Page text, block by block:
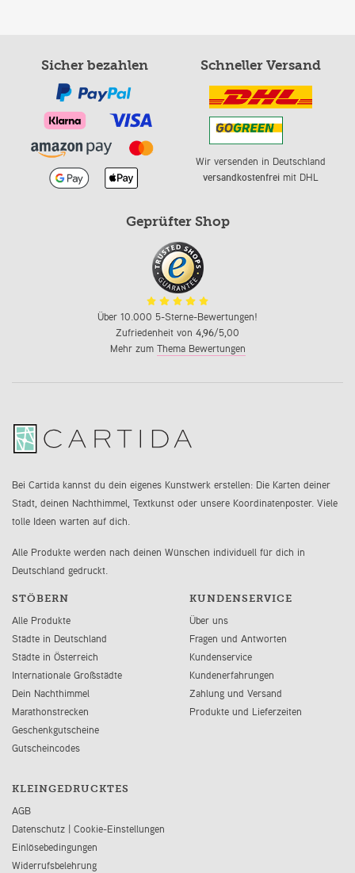
Sicher bezahlen Schneller Versand
Wir versenden in Deutschland
versandkostenfreimit DHL
Geprüfter Shop
Über 10.000 5-Sterne-Bewertungen!
Zufriedenheit von 4,96/5,00
Mehr zum Thema Bewertungen
Bei Cartida kannst du dein eigenes Kunstwerk erstellen: Die Karten deiner
Stadt, deinen Nachthimmel, Textkunst oder unsere Koordinatenposter. Viele
tolle Ideen warten auf dich.
Alle Produkte werden nach deinen Wünschen individuell für dich in
Deutschland gedruckt.
STÖBERN
Alle Produkte
Städte in Deutschland
Städte in Österreich
Internationale Großstädte
Dein Nachthimmel
Marathonstrecken
Geschenkgutscheine
Gutscheincodes
KUNDENSERVICE
Über uns
Fragen und Antworten
Kundenservice
Kundenerfahrungen
Zahlung und Versand
Produkte und Lieferzeiten
KLEINGEDRUCKTES
AGB
Datenschutz | Cookie-Einstellungen
Einlösebedingungen
Widerrufsbelehrung